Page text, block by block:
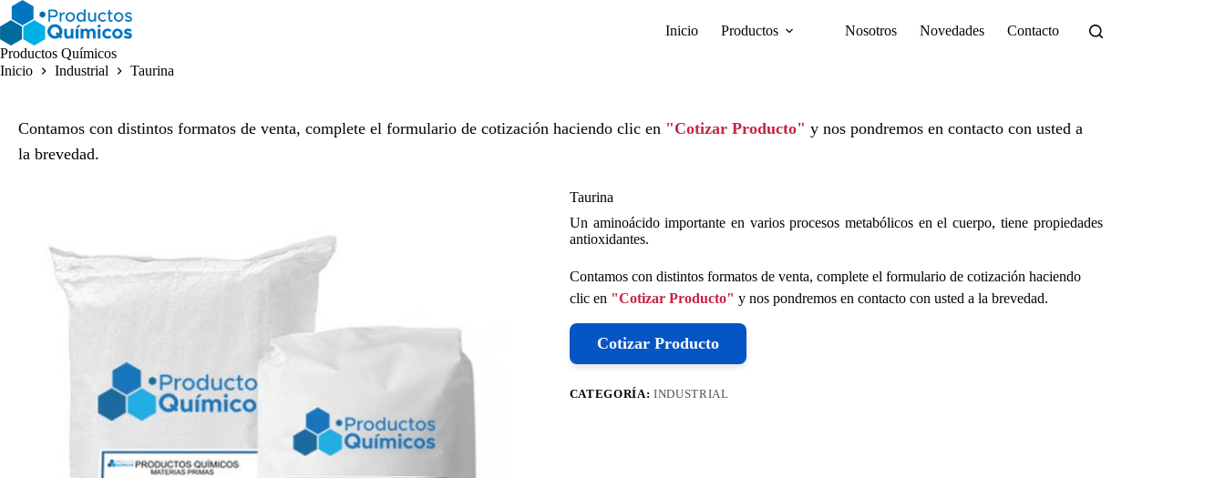
Saltar
al
contenido
Productos Químicos
Inicio Productos Nosotros Novedades Contacto
Inicio Industrial Taurina
Contamos con distintos formatos de venta, complete el formulario de cotización haciendo clic en "Cotizar Producto" y nos pondremos en contacto con usted a
la brevedad.
Taurina
Un aminoácido importante en varios procesos metabólicos en el cuerpo, tiene propiedades
antioxidantes.
Contamos con distintos formatos de venta, complete el formulario de cotización haciendo
clic en "Cotizar Producto" y nos pondremos en contacto con usted a la brevedad.
Cotizar Producto
CATEGORÍA: INDUSTRIAL